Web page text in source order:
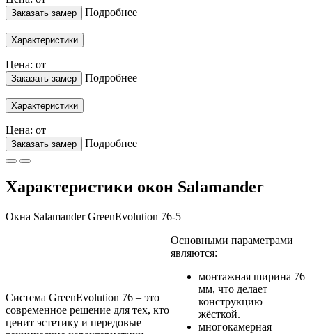
Заказать замер Подробнее
Характеристики
Цена: от
Заказать замер Подробнее
Характеристики
Цена: от
Заказать замер Подробнее
Характеристики окон Salamander
Окна Salamander GreenEvolution 76-5
Система GreenEvolution 76 – это
современное решение для тех, кто
ценит эстетику и передовые
Основными параметрами
являются:
монтажная ширина 76
мм, что делает
конструкцию
жёсткой.
многокамерная